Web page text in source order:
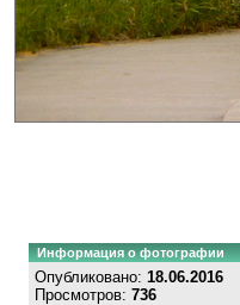
Информация о фотографии
Опубликовано: 18.06.2016
Просмотров: 736